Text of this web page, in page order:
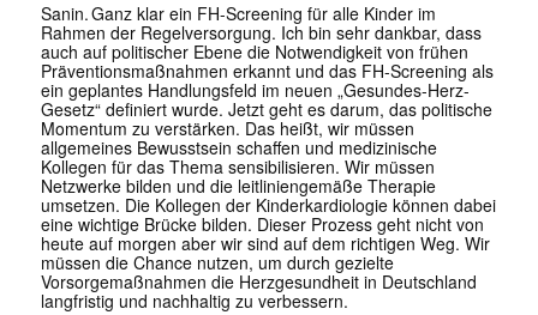
Sanin.Ganz klar ein FH-Screening für alle Kinder im
Rahmen der Regelversorgung. Ich bin sehr dankbar, dass
auch auf politischer Ebene die Notwendigkeit von frühen
Präventionsmaßnahmen erkannt und das FH-Screening als
ein geplantes Handlungsfeld im neuen „Gesundes-Herz-
Gesetz“ definiert wurde. Jetzt geht es darum, das politische
Momentum zu verstärken. Das heißt, wir müssen
allgemeines Bewusstsein schaffen und medizinische
Kollegen für das Thema sensibilisieren. Wir müssen
Netzwerke bilden und die leitliniengemäße Therapie
umsetzen. Die Kollegen der Kinderkardiologie können dabei
eine wichtige Brücke bilden. Dieser Prozess geht nicht von
heute auf morgen aber wir sind auf dem richtigen Weg. Wir
müssen die Chance nutzen, um durch gezielte
Vorsorgemaßnahmen die Herzgesundheit in Deutschland
langfristig und nachhaltig zu verbessern.